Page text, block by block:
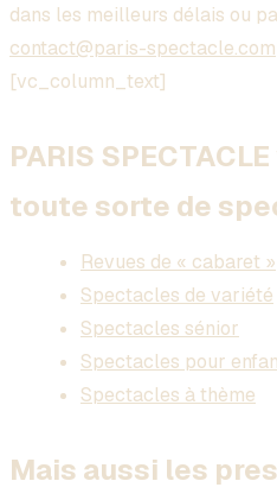
dans les meilleurs délais ou
contact@paris-spectacle.com
[vc_column_text]
PARIS
toute sorte de
Revues de « cabaret »
Spectacles de variété
Spectacles sénior
Spectacles pour
Spectacles à thème
Mais aussi les